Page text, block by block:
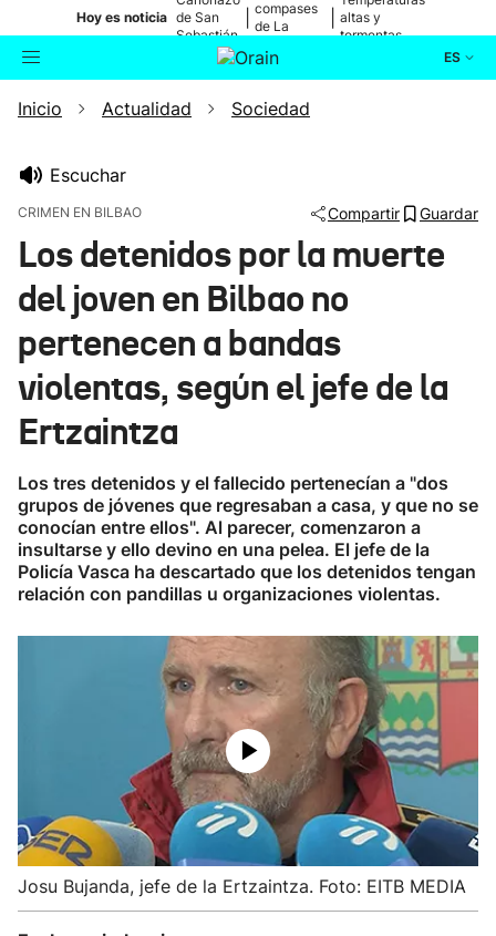
Hoy es noticia de San
Sebastián
compases
de La
altas y
tormentas
ES
Buscador Actualidad
Ikusmiran
Eguraldia
Inicio Actualidad Sociedad
Escuchar
CRIMEN EN BILBAO Compartir Guardar
Los detenidos por la muerte
del joven en Bilbao no
pertenecen a bandas
violentas, según el jefe de la
Ertzaintza
Los tres detenidos y el fallecido pertenecían a "dos
grupos de jóvenes que regresaban a casa, y que no se
conocían entre ellos". Al parecer, comenzaron a
insultarse y ello devino en una pelea. El jefe de la
Policía Vasca ha descartado que los detenidos tengan
relación con pandillas u organizaciones violentas.
Josu Bujanda, jefe de la Ertzaintza. Foto: EITB MEDIA